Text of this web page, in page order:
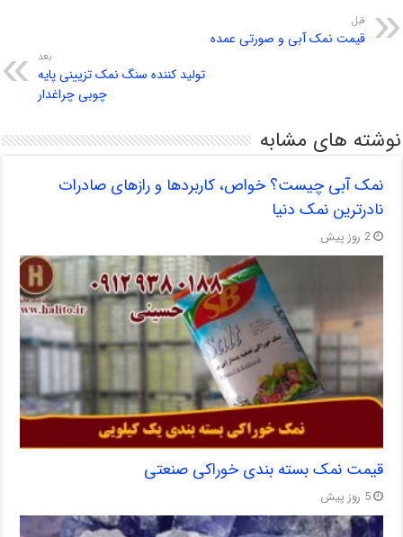
قبل
قیمت نمک آبی و صورتی عمده
بعد
تولید کننده سنگ نمک تزیینی پایه
چوبی چراغدار
نوشته های مشابه
نمک آبی چیست؟ خواص، کاربردها و رازهای صادرات
نادرترین نمک دنیا
2 روز پیش
قیمت نمک بسته بندی خوراکی صنعتی
5 روز پیش